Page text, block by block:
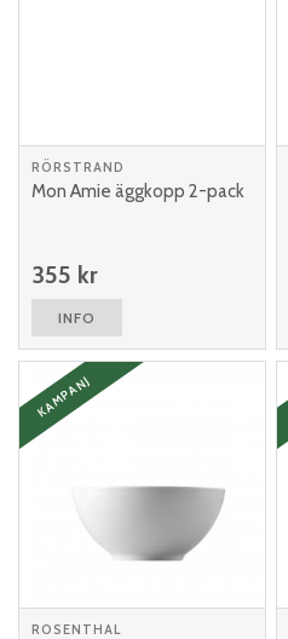
RÖRSTRAND
Mon Amie äggkopp 2-pack
355 kr
INFO
ROSENTHAL
KAMPANJ